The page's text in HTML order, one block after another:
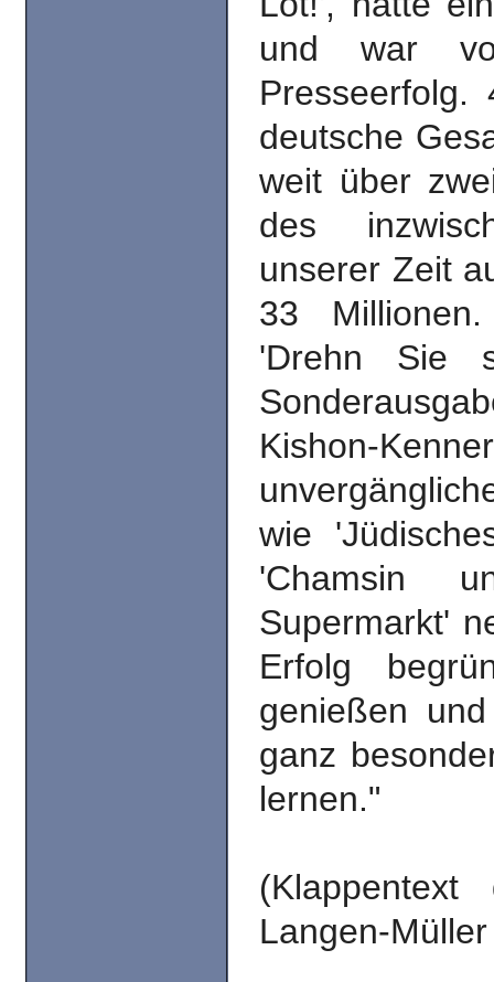
und war
deutsche
weit über
des
unserer Zeit
33
'Drehn Sie
Kishon-
wie
'Chamsin
Supermarkt'
Erfolg
genießen
ganz
lernen."
Langen-